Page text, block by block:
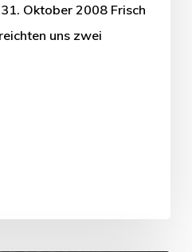
Oktober 2008 Frisch
uns zwei